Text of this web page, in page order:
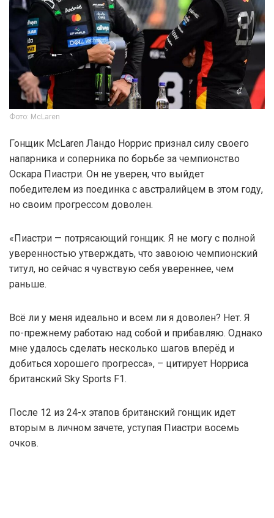
Фото: McLaren
Гонщик McLaren Ландо Норрис признал силу своего
напарника и соперника по борьбе за чемпионство
Оскара Пиастри. Он не уверен, что выйдет
победителем из поединка с австралийцем в этом году,
но своим прогрессом доволен.
«Пиастри — потрясающий гонщик. Я не могу с полной
уверенностью утверждать, что завоюю чемпионский
титул, но сейчас я чувствую себя увереннее, чем
раньше.
Всё ли у меня идеально и всем ли я доволен? Нет. Я
по-прежнему работаю над собой и прибавляю. Однако
мне удалось сделать несколько шагов вперёд и
добиться хорошего прогресса», – цитирует Норриса
британский Sky Sports F1.
После 12 из 24-х этапов британский гонщик идет
вторым в личном зачете, уступая Пиастри восемь
очков.